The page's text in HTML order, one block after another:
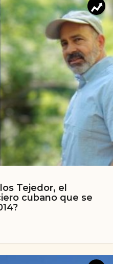
Tejedor, el
cubano que se